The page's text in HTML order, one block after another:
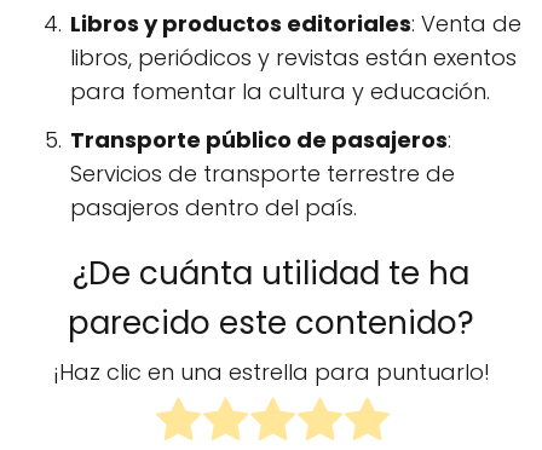
Libros y productos editoriales: Venta de
libros, periódicos y revistas están exentos
para fomentar la cultura y educación.
Transporte público de pasajeros:
Servicios de transporte terrestre de
pasajeros dentro del país​.
¿De cuánta utilidad te ha
parecido este contenido?
¡Haz clic en una estrella para puntuarlo!